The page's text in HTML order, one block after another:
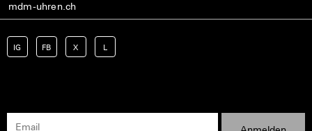
mdm-uhren.ch
IG FB X L